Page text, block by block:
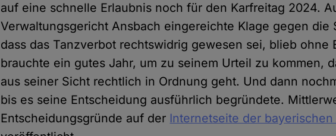
auf eine schnelle Erlaubnis noch für den Karfreitag 2024.
Verwaltungsgericht Ansbach eingereichte Klage gegen die
dass das Tanzverbot rechtswidrig gewesen sei, blieb ohne
brauchte ein gutes Jahr, um zu seinem Urteil zu kommen,
aus seiner Sicht rechtlich in Ordnung geht. Und dann
bis es seine Entscheidung ausführlich begründete.
Entscheidungsgründe auf der Internetseite der